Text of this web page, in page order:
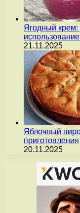
Ягодный крем:
21.11.2025
Яблочный
приготовления
20.11.2025